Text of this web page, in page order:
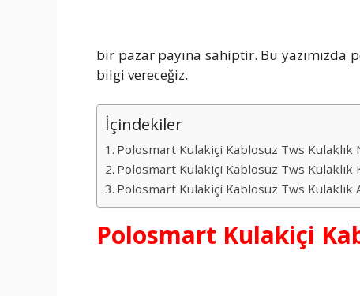
bir pazar payına sahiptir. Bu yazımızda
bilgi vereceğiz.
İçindekiler
Polosmart Kulakiçi Kablosuz Tws Kulaklık
Polosmart Kulakiçi Kablosuz Tws Kulaklık
Polosmart Kulakiçi Kablosuz Tws Kulaklık
Polosmart Kulakiçi